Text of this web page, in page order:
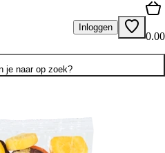
Inloggen
0.00
je naar op zoek?